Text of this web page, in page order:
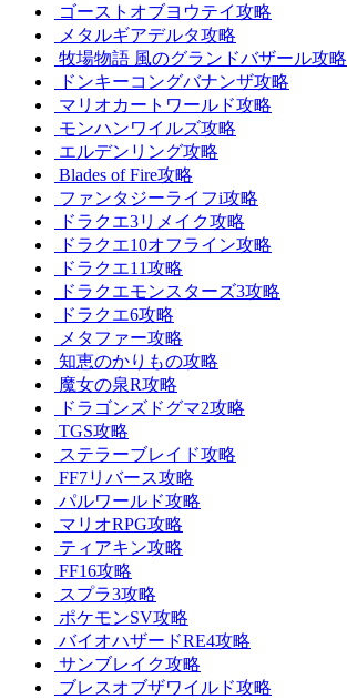
ゴーストオブヨウテイ攻略
メタルギアデルタ攻略
牧場物語 風のグランドバザール攻略
ドンキーコングバナンザ攻略
マリオカートワールド攻略
モンハンワイルズ攻略
エルデンリング攻略
Blades of Fire攻略
ファンタジーライフi攻略
ドラクエ3リメイク攻略
ドラクエ10オフライン攻略
ドラクエ11攻略
ドラクエモンスターズ3攻略
ドラクエ6攻略
メタファー攻略
知恵のかりもの攻略
魔女の泉R攻略
ドラゴンズドグマ2攻略
TGS攻略
ステラーブレイド攻略
FF7リバース攻略
パルワールド攻略
マリオRPG攻略
ティアキン攻略
FF16攻略
スプラ3攻略
ポケモンSV攻略
バイオハザードRE4攻略
サンブレイク攻略
ブレスオブザワイルド攻略